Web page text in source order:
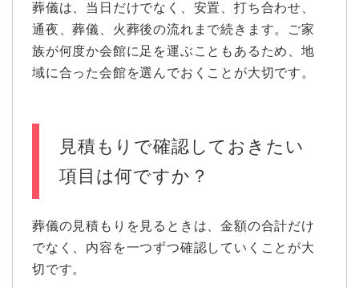
葬儀は、当日だけでなく、安置、打ち合わせ、
通夜、葬儀、火葬後の流れまで続きます。ご家
族が何度か会館に足を運ぶこともあるため、地
域に合った会館を選んでおくことが大切です。
見積もりで確認しておきたい
項目は何ですか？
葬儀の見積もりを見るときは、金額の合計だけ
でなく、内容を一つずつ確認していくことが大
切です。